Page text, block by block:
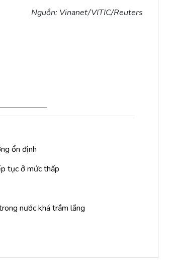
Nguồn: Vinanet/VITIC/Reuters
ổn định
tục ở mức thấp
nước khá trầm lắng